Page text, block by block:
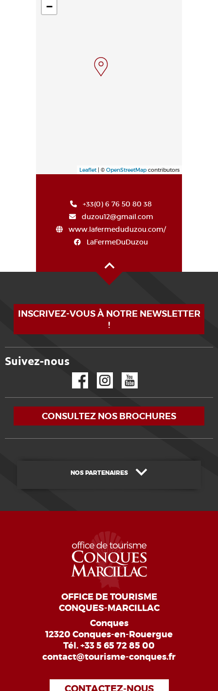
−
Leaflet| © OpenStreetMap contributors
+33(0) 6 76 50 80 38
duzou12@gmail.com
www.lafermeduduzou.com/
LaFermeDuDuzou
INSCRIVEZ-VOUS À NOTRE NEWSLETTER
!
Suivez-nous
CONSULTEZ NOS BROCHURES
NOS PARTENAIRES
OFFICE DE TOURISME
CONQUES-MARCILLAC
Conques
12320 Conques-en-Rouergue
Tél.+33 5 65 72 85 00
contact@tourisme-conques.fr